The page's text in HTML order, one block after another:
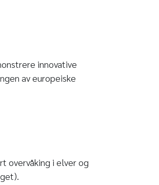
innovative
av europeiske
overvåking i elver og